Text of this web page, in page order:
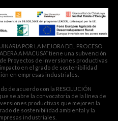
POR LA MEJORA DEL PROCESO
A MACUSA” tiene una subvención
de Proyectos de inversiones productivas
en el grado de sostenibilidad
en empresas industriales.
de acuerdo con la RESOLUCIÓN
se abre la convocatoria de la línea de
productivas que mejoren la
de sostenibilidad ambiental y la
industriales.